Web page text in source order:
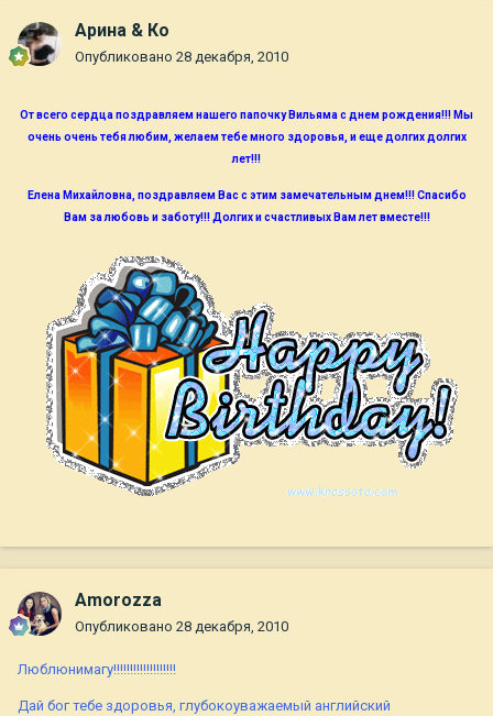
Арина & Ко
Опубликовано 28 декабря, 2010
От всего сердца поздравляем нашего папочку Вильяма с днем рождения!!! Мы
очень очень тебя любим, желаем тебе много здоровья, и еще долгих долгих
лет!!!
Елена Михайловна, поздравляем Вас с этим замечательным днем!!! Спасибо
Вам за любовь и заботу!!! Долгих и счастливых Вам лет вместе!!!
Amorozza
Опубликовано 28 декабря, 2010
Люблюнимагу!!!!!!!!!!!!!!!!!!!
Дай бог тебе здоровья, глубокоуважаемый английский